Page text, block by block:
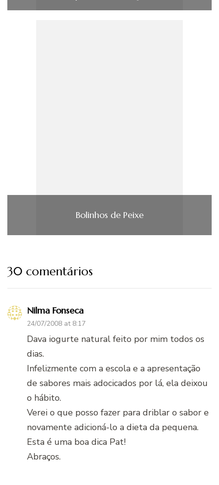
Bolinhos de Peixe
30 comentários
Nilma Fonseca
24/07/2008 at 8:17
Dava iogurte natural feito por mim todos os
dias.
Infelizmente com a escola e a apresentação
de sabores mais adocicados por lá, ela deixou
o hábito.
Verei o que posso fazer para driblar o sabor e
novamente adicioná-lo a dieta da pequena.
Esta é uma boa dica Pat!
Abraços.